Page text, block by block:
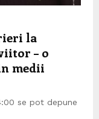
la
– o
medii
se pot depune